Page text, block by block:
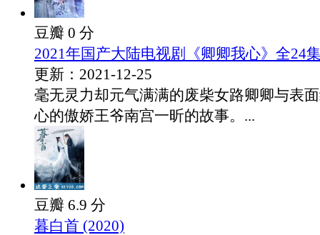
豆瓣 0 分
2021年国产大陆电视剧《卿卿我心》全24
更新：2021-12-25
毫无灵力却元气满满的废柴女路卿卿与表
心的傲娇王爷南宫一昕的故事。...
豆瓣 6.9 分
暮白首 (2020)